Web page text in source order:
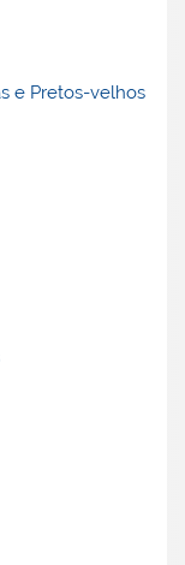
e Pretos-velhos